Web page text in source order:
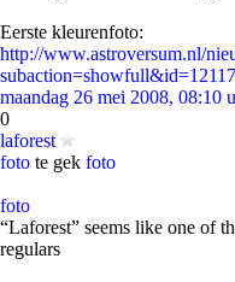
Eerste kleurenfoto:
http://www.astroversum.nl/
maandag 26 mei 2008, 08:10
0
laforest
foto te gek foto
foto
“Laforest” seems like one of
regulars